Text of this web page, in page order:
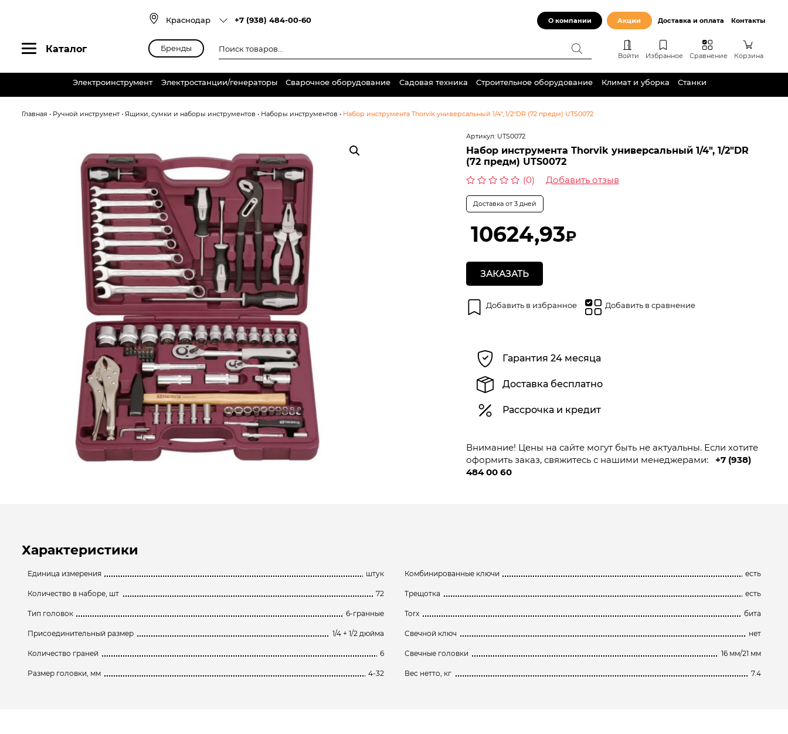
Краснодар +7 (938) 484-00-60 О компании Акции Доставка и оплата Контакты
Каталог Бренды товаров
Войти Избранное Сравнение Корзина
Электроинструмент Электростанции/генераторы Сварочное оборудование Садовая техника Строительное оборудование Климат и уборка Станки
Главная • Ручной инструмент• Ящики, сумки и наборы инструментов • Наборы инструментов • Набор инструмента Thorvik универсальный 1/4″, 1/2″DR (72 предм) UTS0072
Артикул: UTS0072
Набор инструмента Thorvik универсальный 1/4″, 1/2″DR
(72 предм) UTS0072
0
из
(0) Добавить отзыв
Доставка от 3 дней
10624,93₽
ЗАКАЗАТЬ
Добавить в избранное Добавить в сравнение
Гарантия 24 месяца
Доставка бесплатно
Рассрочка и кредит
Внимание! Цены на сайте могут быть не актуальны. Если хотите
оформить заказ, свяжитесь с нашими менеджерами:
+7 (938)
484 00 60
Характеристики
Единица измерения штук
Количество в наборе, шт 72
Тип головок 6-гранные
Присоединительный размер 1/4 + 1/2 дюйма
Количество граней 6
Размер головки, мм 4-32
Комбинированные ключи есть
Трещотка есть
Torx бита
Свечной ключ нет
Свечные головки 16 мм/21 мм
Вес нетто, кг 7.4